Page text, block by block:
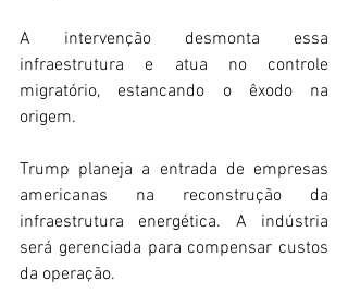
A intervenção desmonta essa
infraestrutura e atua no controle
migratório, estancando o êxodo na
origem.
Trump planeja a entrada de empresas
americanas na reconstrução da
infraestrutura energética. A indústria
será gerenciada para compensar custos
da operação.